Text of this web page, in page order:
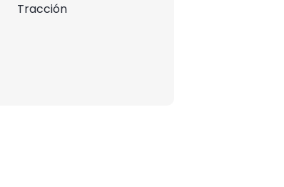
Tracción